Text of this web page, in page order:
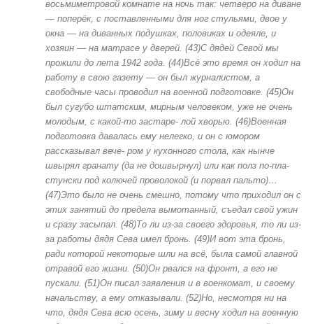
восьмиметровой комнате на ночь так: четверо на диване
— поперёк, с поставленными для ног стульями, двое у
окна — на диванных подушках, половиках и одеяле, и
хозяин — на матрасе у дверей. (43)С дядей Севой мы
прожили до лета 1942 года. (44)Всё это время он ходил на
работу в свою газету — он был журналистом, а
свободные часы проводил на военной подготовке. (45)Он
был сугубо штатским, мирным человеком, уже не очень
молодым, с какой-то застаре- лой хворью. (46)Военная
подготовка давалась ему нелегко, и он с юмором
рассказывал вече- ром у кухонного стола, как нынче
швырял гранату (да не дошвырнул) или как полз по-пла-
стунски под колючей проволокой (и порвал пальто)…
(47)Это было не очень смешно, потому что приходил он с
этих занятий до предела вымотанный, съедал свой ужин
и сразу засыпал. (48)То ли из-за своего здоровья, то ли из-
за работы дядя Сева имел бронь. (49)И вот эта бронь,
ради которой некоторые шли на всё, была самой главной
отравой его жизни. (50)Он рвался на фронт, а его не
пускали. (51)Он писал заявления и в военкомат, и своему
начальству, а ему отказывали. (52)Но, несмотря ни на
что, дядя Сева всю осень, зиму и весну ходил на военную